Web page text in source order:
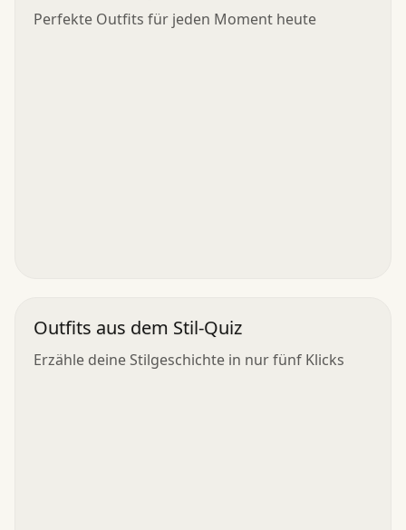
Perfekte Outfits für jeden Moment heute
Outfits aus dem Stil-Quiz
Erzähle deine Stilgeschichte in nur fünf Klicks